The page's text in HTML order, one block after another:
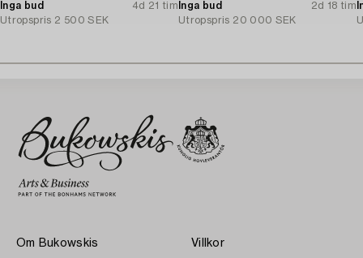
Inga bud
4d 21 tim
Utropspris 2 500 SEK
Inga bud
2d 18 tim
Utropspris 20 000 SEK
Om Bukowskis Villkor